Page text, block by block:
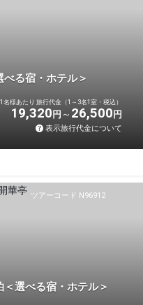
る宿・ホテル＞
名様あたり 旅行代金（1～3名1室・税込）
19,320 円 26,500 円
表示旅行代金について
ツアーコード N96912
選べる宿・ホテル＞